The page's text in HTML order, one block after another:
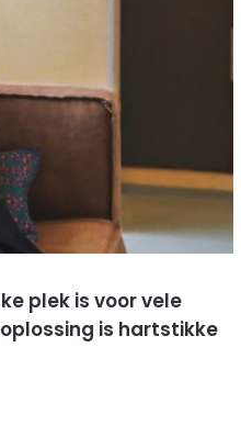
plek is voor vele
is hartstikke